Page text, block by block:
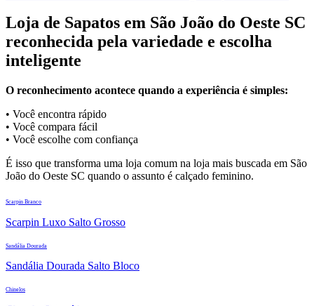
Loja de Sapatos em São João do Oeste SC
reconhecida pela variedade e escolha
inteligente
O reconhecimento acontece quando a experiência é simples:
• Você encontra rápido
• Você compara fácil
• Você escolhe com confiança
É isso que transforma uma loja comum na loja mais buscada em São
João do Oeste SC quando o assunto é calçado feminino.
Scarpin Branco
Scarpin Luxo Salto Grosso
Sandália Dourada
Sandália Dourada Salto Bloco
Chinelos